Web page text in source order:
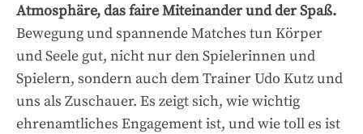
Atmosphäre, das faire Miteinander und der Spaß.
Bewegung und spannende Matches tun Körper
und Seele gut, nicht nur den Spielerinnen und
Spielern, sondern auch dem Trainer Udo Kutz und
uns als Zuschauer. Es zeigt sich, wie wichtig
ehrenamtliches Engagement ist, und wie toll es ist